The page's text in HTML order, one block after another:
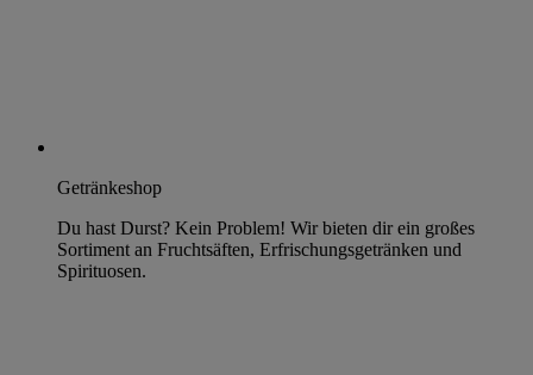
Getränkeshop
Du hast Durst? Kein Problem! Wir bieten dir ein großes
Sortiment an Fruchtsäften, Erfrischungsgetränken und
Spirituosen.